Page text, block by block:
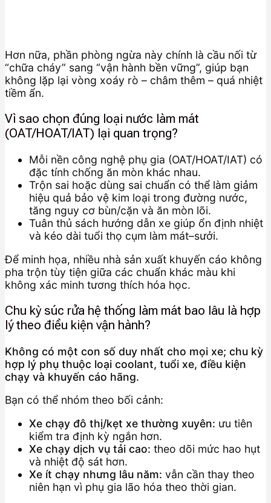
Hơn nữa, phần phòng ngừa này chính là cầu nối từ
“chữa cháy” sang “vận hành bền vững”, giúp bạn
không lặp lại vòng xoáy rò – châm thêm – quá nhiệt
tiềm ẩn.
Vì sao chọn đúng loại nước làm mát
(OAT/HOAT/IAT) lại quan trọng?
Mỗi nền công nghệ phụ gia (OAT/HOAT/IAT) có
đặc tính chống ăn mòn khác nhau.
Trộn sai hoặc dùng sai chuẩn có thể làm giảm
hiệu quả bảo vệ kim loại trong đường nước,
tăng nguy cơ bùn/cặn và ăn mòn lõi.
Tuân thủ sách hướng dẫn xe giúp ổn định nhiệt
và kéo dài tuổi thọ cụm làm mát–sưởi.
Để minh họa, nhiều nhà sản xuất khuyến cáo không
pha trộn tùy tiện giữa các chuẩn khác màu khi
không xác minh tương thích hóa học.
Chu kỳ súc rửa hệ thống làm mát bao lâu là hợp
lý theo điều kiện vận hành?
Không có một con số duy nhất cho mọi xe; chu kỳ
hợp lý phụ thuộc loại coolant, tuổi xe, điều kiện
chạy và khuyến cáo hãng.
Bạn có thể nhóm theo bối cảnh:
Xe chạy đô thị/kẹt xe thường xuyên: ưu tiên
kiểm tra định kỳ ngắn hơn.
Xe chạy dịch vụ tải cao: theo dõi mức hao hụt
và nhiệt độ sát hơn.
Xe ít chạy nhưng lâu năm: vẫn cần thay theo
niên hạn vì phụ gia lão hóa theo thời gian.